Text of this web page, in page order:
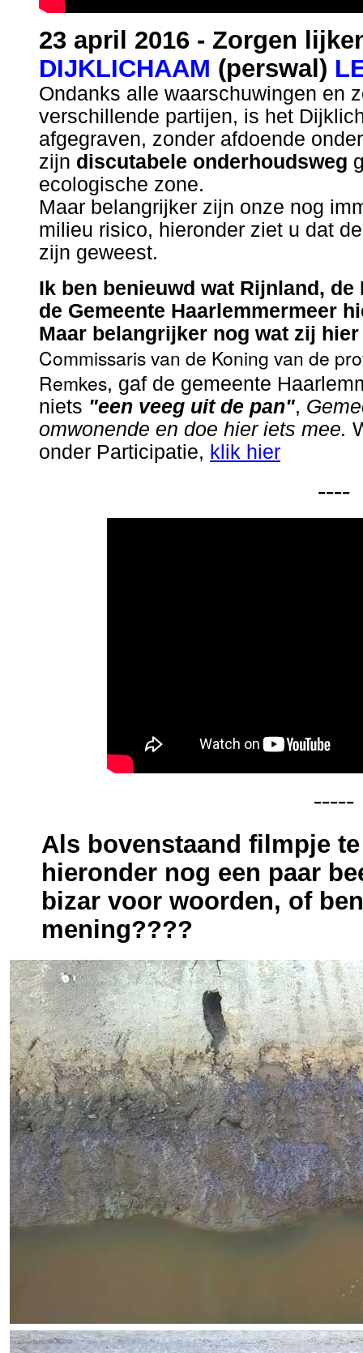
23 april 2016 - Zorgen
DIJKLICHAAM (perswal)
Ondanks alle waarschuwingen en
verschillende partijen, is het
afgegraven, zonder afdoende
zijn discutabele onderhoudsweg
ecologische zone.
Maar belangrijker zijn onze nog
milieu risico, hieronder ziet u dat
zijn geweest.
Ik ben benieuwd wat Rijnland,
de Gemeente Haarlemmermeer
Maar belangrijker nog wat zij
Commissaris van de Koning van de
Remkes, gaf de gemeente
niets "een veeg uit de pan",
omwonende en doe hier iets mee.
onder Participatie, klik hier
----
-----
Als bovenstaand filmpje
hieronder nog een paar
bizar voor woorden, of
mening????